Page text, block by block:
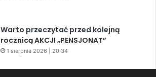
Warto przeczytać przed kolejną
rocznicą AKCJI „PENSJONAT”
1 sierpnia 2026 | 20:34